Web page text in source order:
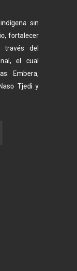
sin
fortalecer
través del
el cual
Embera,
Tjedi y